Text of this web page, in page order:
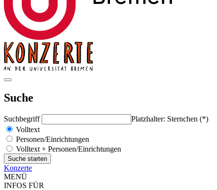
Suche
Suchbegriff
Platzhalter: Sternchen (*)
Volltext
Personen/Einrichtungen
Volltext + Personen/Einrichtungen
Konzerte
MENÜ
INFOS FÜR